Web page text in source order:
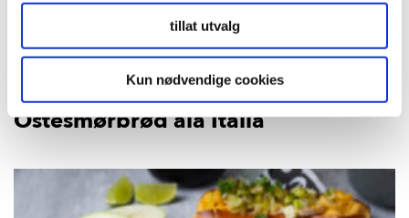
tillat utvalg
Kun nødvendige cookies
Ostesmørbrød ala Italia